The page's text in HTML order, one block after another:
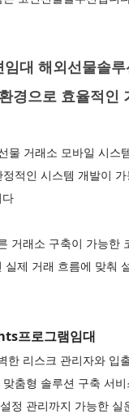
대 해외선물솔
경으로 효율적인
물 거래소 모바일 시스
적인 시스템 개발이
거래소 구축이 가능한
실제 거래 흐름에 맞춰
프로그램임대
한 리스크 관리자와 입
춤형 솔루션 구축 서
정 관리까지 가능한